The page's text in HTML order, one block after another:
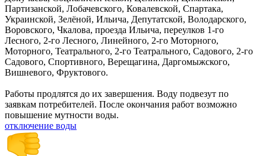
Партизанской, Лобачевского, Ковалевской, Спартака,
Украинской, Зелёной, Ильича, Депутатской, Володарского,
Воровского, Чкалова, проезда Ильича, переулков 1-го
Лесного, 2-го Лесного, Линейного, 2-го Моторного,
Моторного, Театрального, 2-го Театрального, Садового, 2-го
Садового, Спортивного, Верещагина, Даргомыжского,
Вишневого, Фруктового.
Работы продлятся до их завершения. Воду подвезут по
заявкам потребителей. После окончания работ возможно
повышение мутности воды.
отключение воды